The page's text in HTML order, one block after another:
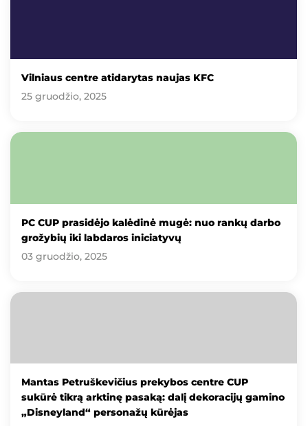
Vilniaus centre atidarytas naujas KFC
25 gruodžio, 2025
PC CUP prasidėjo kalėdinė mugė: nuo rankų darbo
grožybių iki labdaros iniciatyvų
03 gruodžio, 2025
Mantas Petruškevičius prekybos centre CUP
sukūrė tikrą arktinę pasaką: dalį dekoracijų gamino
„Disneyland“ personažų kūrėjas